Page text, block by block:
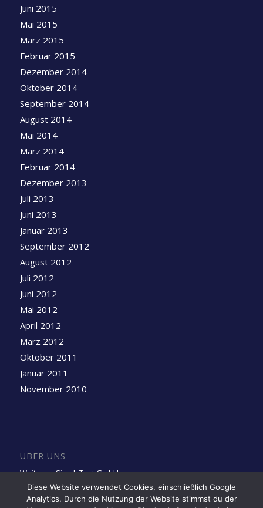
Juni 2015
Mai 2015
März 2015
Februar 2015
Dezember 2014
Oktober 2014
September 2014
August 2014
Mai 2014
März 2014
Februar 2014
Dezember 2013
Juli 2013
Juni 2013
Januar 2013
September 2012
August 2012
Juli 2012
Juni 2012
Mai 2012
April 2012
März 2012
Oktober 2011
Januar 2011
November 2010
ÜBER UNS
Weiter zu SimplyTest GmbH
Folge uns auf LinkedIn
Diese Website verwendet Cookies, einschließlich Google
Analytics. Durch die Nutzung der Website stimmst du der